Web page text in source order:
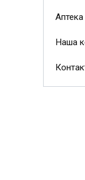
Аптека
Наша